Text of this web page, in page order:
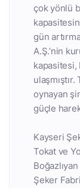
çok yönlü
gün
A.Ş.’nin
kapasitesi,
oynayan
güçle
Kayseri
Tokat ve
Şeker